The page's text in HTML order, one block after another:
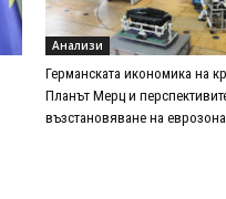
Анализи
Германската икономика на
Планът Мерц и
възстановяване на